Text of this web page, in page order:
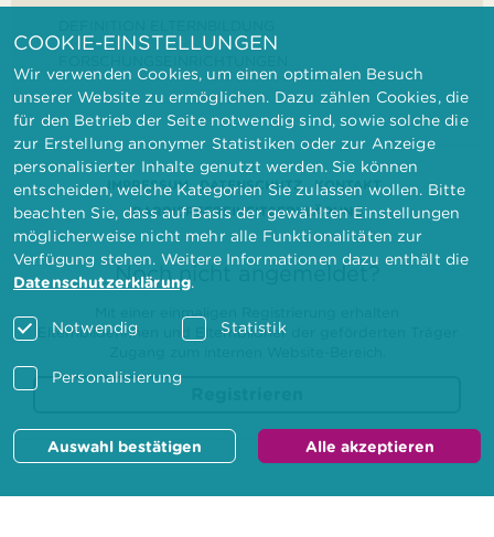
IMPRESSUM DATENSCHUTZ
KONTAKT
BARRIEREFREIHEITSERKLÄRUNG
Noch nicht angemeldet?
Elternbilderinnen und Elternbildner der geförderten Träger
COOKIE-EINSTELLUNGEN
Wir verwenden Cookies, um einen optimalen Besuch
unserer Website zu ermöglichen. Dazu zählen Cookies, die
für den Betrieb der Seite notwendig sind, sowie solche die
zur Erstellung anonymer Statistiken oder zur Anzeige
personalisierter Inhalte genutzt werden. Sie können
entscheiden, welche Kategorien Sie zulassen wollen. Bitte
beachten Sie, dass auf Basis der gewählten Einstellungen
möglicherweise nicht mehr alle Funktionalitäten zur
Verfügung stehen. Weitere Informationen dazu enthält die
Datenschutzerklärung.
Notwendig Statistik
Personalisierung
Auswahl bestätigen Alle akzeptieren